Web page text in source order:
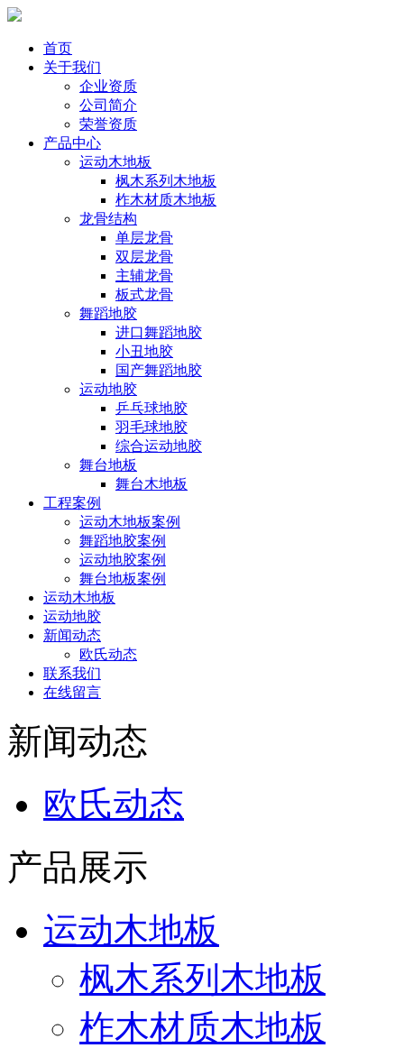
首页
关于我们
企业资质
公司简介
荣誉资质
产品中心
运动木地板
枫木系列木地板
柞木材质木地板
龙骨结构
单层龙骨
双层龙骨
主辅龙骨
板式龙骨
舞蹈地胶
进口舞蹈地胶
小丑地胶
国产舞蹈地胶
运动地胶
乒乓球地胶
羽毛球地胶
综合运动地胶
舞台地板
舞台木地板
工程案例
运动木地板案例
舞蹈地胶案例
运动地胶案例
舞台地板案例
运动木地板
运动地胶
新闻动态
欧氏动态
联系我们
在线留言
新闻动态
欧氏动态
产品展示
运动木地板
枫木系列木地板
柞木材质木地板